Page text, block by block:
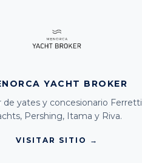
YACHT BROKER
de yates y concesionario Ferretti
Pershing, Itama y Riva.
VISITAR SITIO →